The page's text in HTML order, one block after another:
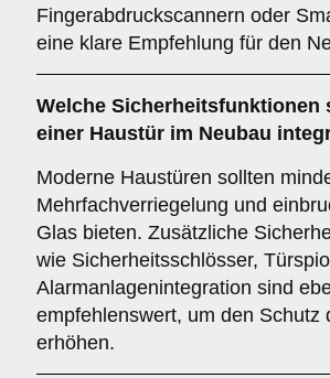
Fingerabdruckscannern oder
eine klare Empfehlung für den
Welche Sicherheitsfunktionen
einer Haustür im Neubau
Moderne Haustüren sollten
Mehrfachverriegelung und
Glas bieten. Zusätzliche
wie Sicherheitsschlösser,
Alarmanlagenintegration sind
empfehlenswert, um den Schutz
erhöhen.